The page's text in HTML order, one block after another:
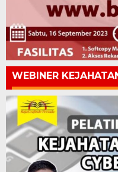
WEBINER